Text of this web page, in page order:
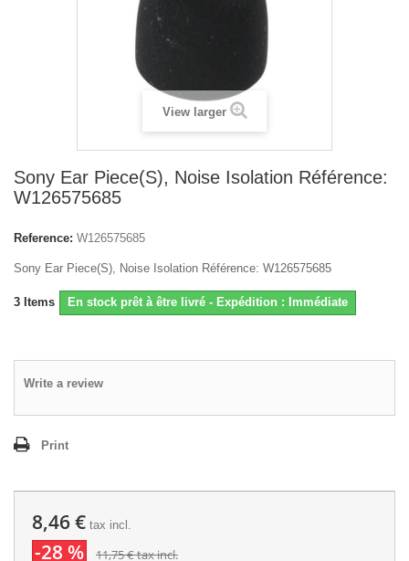
View larger
Sony Ear Piece(S), Noise Isolation Référence:
W126575685
Reference: W126575685
Sony Ear Piece(S), Noise Isolation Référence: W126575685
3 Items En stock prêt à être livré - Expédition : Immédiate
Write a review
Print
8,46 € tax incl.
-28 % 11,75 €tax incl.